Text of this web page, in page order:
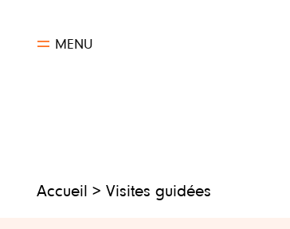
MENU
Accueil > Visites guidées